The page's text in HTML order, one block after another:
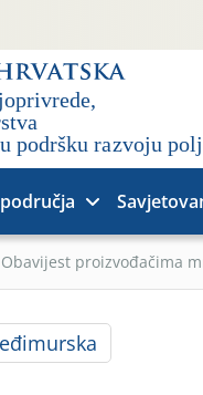
Obavijest proizvođačima